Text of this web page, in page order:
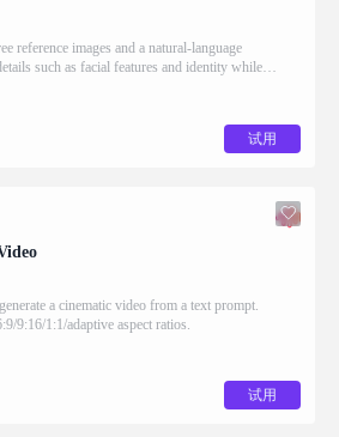
reference images and a natural-language
such as facial features and identity while
试用
a cinematic video from a text prompt.
9:16/1:1/adaptive aspect ratios.
试用